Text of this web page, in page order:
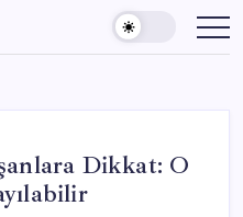
Dikkat: O